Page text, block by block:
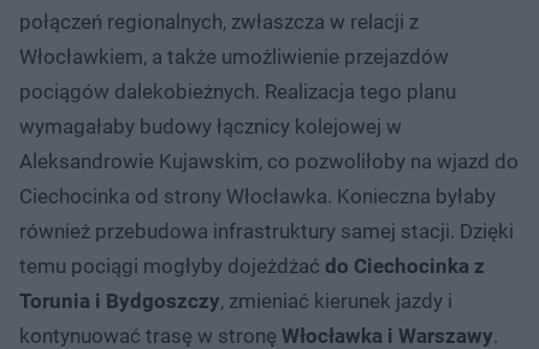
połączeń regionalnych, zwłaszcza w relacji z
Włocławkiem, a także umożliwienie przejazdów
pociągów dalekobieżnych. Realizacja tego planu
wymagałaby budowy łącznicy kolejowej w
Aleksandrowie Kujawskim, co pozwoliłoby na wjazd do
Ciechocinka od strony Włocławka. Konieczna byłaby
również przebudowa infrastruktury samej stacji. Dzięki
temu pociągi mogłyby dojeżdżać do Ciechocinka z
Torunia i Bydgoszczy, zmieniać kierunek jazdy i
kontynuować trasę w stronę Włocławka i Warszawy.